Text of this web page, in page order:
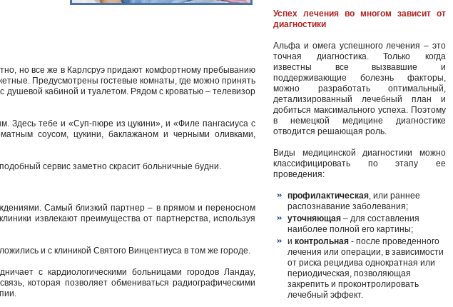
но все же в Карлсруэ придают комфортному пребыванию
Предусмотрены гостевые комнаты, где можно принять
душевой кабиной и туалетом. Рядом с кроватью – телевизор
Здесь тебе и «Суп-пюре из цукини», и «Филе пангасиуса с
соусом, цукини, баклажаном и черными оливками,
сервис заметно скрасит больничные будни.
Самый близкий партнер – в прямом и переносном
извлекают преимущества от партнерства, используя
и с клиникой Святого Винцентиуса в том же городе.
с кардиологическими больницами городов Ландау,
которая позволяет обмениваться радиографическими
Успех лечения во многом зависит от
диагностики
Альфа и омега успешного лечения – это
точная диагностика. Только когда
известны все вызвавшие и
поддерживающие болезнь факторы,
можно разработать оптимальный,
детализированный лечебный план и
добиться максимального успеха. Поэтому
в немецкой медицине диагностике
отводится решающая роль.
Виды медицинской диагностики можно
классифицировать по этапу ее
проведения:
профилактическая, или раннее
распознавание заболевания;
уточняющая – для составления
наиболее полной его картины;
и контрольная - после проведенного
лечения или операции, в зависимости
от риска рецидива однократная или
периодическая, позволяющая
закрепить и проконтролировать
лечебный эффект.